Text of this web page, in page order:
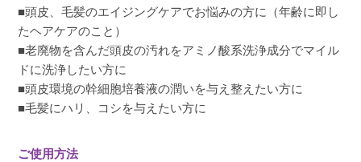
と一気にゴワゴワヘアに逆戻り。そんな中、髪
質改善の使っていたシャンプー、トリートメン
トがなくなったのでこのシャンプーを使ってみ
ました。なんと、今まで使っていた髪質改善の
シャンプーと使い心地も匂いも泡もすごく似て
おり、髪質もまとまりしっとりします。値段は
す！
■頭皮、毛髪のエイジングケアでお悩みの方に（年齢に即し
たヘアケアのこと）
■老廃物を含んだ頭皮の汚れをアミノ酸系洗浄成分でマイル
ドに洗浄したい方に
■頭皮環境の幹細胞培養液の潤いを与え整えたい方に
■毛髪にハリ、コシを与えたい方に
ご使用方法